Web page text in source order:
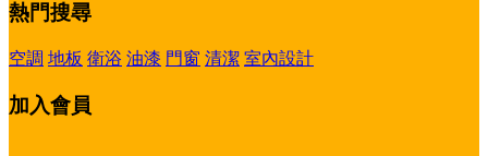
熱門搜尋
空調 地板 衛浴 油漆 門窗 清潔 室內設計
加入會員